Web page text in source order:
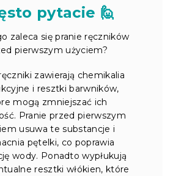
pytacie 🙋
zaleca się pranie ręczników
pierwszym użyciem?
zawierają chemikalia
i resztki barwników,
mogą zmniejszać ich
Pranie przed pierwszym
usuwa te substancje i
pętelki, co poprawia
wody. Ponadto wypłukują
resztki włókien, które